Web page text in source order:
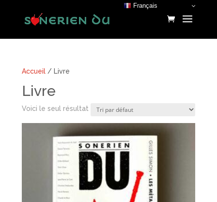
Accueil/ Livre
Livre
Voici le seul résultat
Français